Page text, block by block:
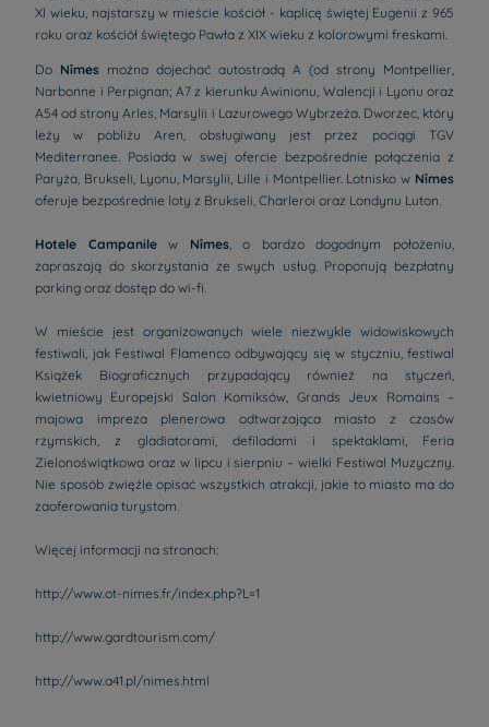
XI wieku, najstarszy w mieście kościół - kaplicę świętej Eugenii z 965
roku oraz kościół świętego Pawła z XIX wieku z kolorowymi freskami.
Do Nîmes można dojechać autostradą A (od strony Montpellier,
Narbonne i Perpignan; A7 z kierunku Awinionu, Walencji i Lyonu oraz
A54 od strony Arles, Marsylii i Lazurowego Wybrzeża. Dworzec, który
leży w pobliżu Aren, obsługiwany jest przez pociągi TGV
Mediterranee. Posiada w swej ofercie bezpośrednie połączenia z
Paryża, Brukseli, Lyonu, Marsylii, Lille i Montpellier. Lotnisko w Nîmes
oferuje bezpośrednie loty z Brukseli, Charleroi oraz Londynu Luton.
Hotele Campanilew Nîmes, o bardzo dogodnym położeniu,
zapraszają do skorzystania ze swych usług. Proponują bezpłatny
parking oraz dostęp do wi-fi.
W mieście jest organizowanych wiele niezwykle widowiskowych
festiwali, jak Festiwal Flamenco odbywający się w styczniu, festiwal
Książek Biograficznych przypadający również na styczeń,
kwietniowy Europejski Salon Komiksów, Grands Jeux Romains –
majowa impreza plenerowa odtwarzająca miasto z czasów
rzymskich, z gladiatorami, defiladami i spektaklami, Feria
Zielonoświątkowa oraz w lipcu i sierpniu – wielki Festiwal Muzyczny.
Nie sposób zwięźle opisać wszystkich atrakcji, jakie to miasto ma do
zaoferowania turystom.
Więcej informacji na stronach:
http://www.ot-nimes.fr/index.php?L=1
http://www.gardtourism.com/
http://www.a41.pl/nimes.html
Hotele - Wrocław
Hotele - Paryż